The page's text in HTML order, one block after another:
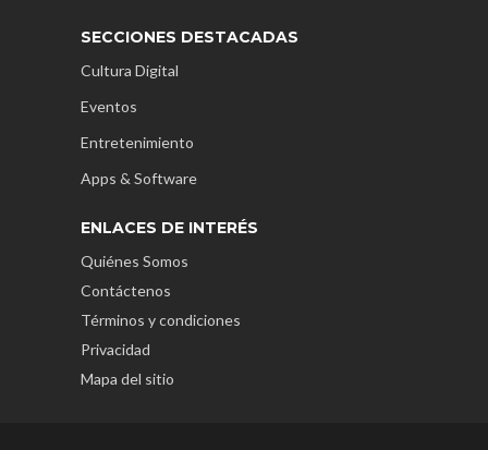
SECCIONES DESTACADAS
Cultura Digital
Eventos
Entretenimiento
Apps & Software
ENLACES DE INTERÉS
Quiénes Somos
Contáctenos
Términos y condiciones
Privacidad
Mapa del sitio